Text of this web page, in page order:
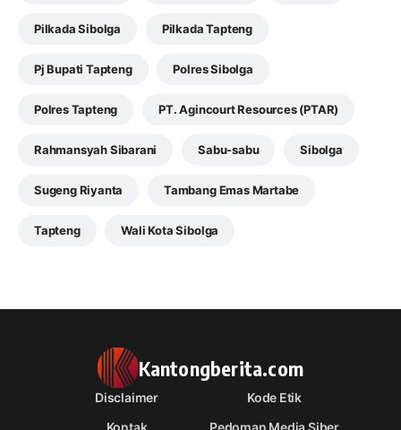
Pilkada Sibolga Pilkada Tapteng
Pj Bupati Tapteng Polres Sibolga
Polres Tapteng PT. Agincourt Resources (PTAR)
Rahmansyah Sibarani Sabu-sabu Sibolga
Sugeng Riyanta Tambang Emas Martabe
Tapteng Wali Kota Sibolga
Kantongberita.com
Disclaimer
Kode Etik
Kontak
Pedoman Media Siber